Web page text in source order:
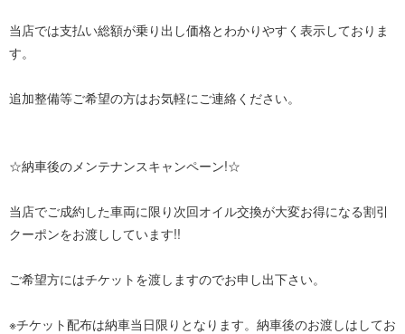
当店では支払い総額が乗り出し価格とわかりやすく表示しておりま
す。
追加整備等ご希望の方はお気軽にご連絡ください。
☆納車後のメンテナンスキャンペーン!☆
当店でご成約した車両に限り次回オイル交換が大変お得になる割引
クーポンをお渡ししています!!
ご希望方にはチケットを渡しますのでお申し出下さい。
※チケット配布は納車当日限りとなります。納車後のお渡しはしてお